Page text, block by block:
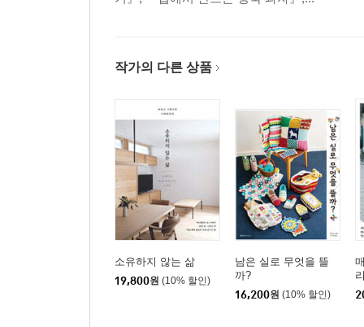
작가의 다른 상품
소유하지 않는 삶
19,800원 (10% 할인)
남은 실로 무엇을 뜰
까?
16,200원 (10% 할인)